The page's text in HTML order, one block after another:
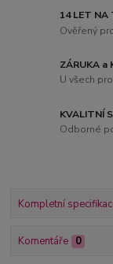
14 LET NA
Ověřený
ZÁRUKA a
U všech
KVALITNÍ
Odborné
Kompletní
Komentáře 0